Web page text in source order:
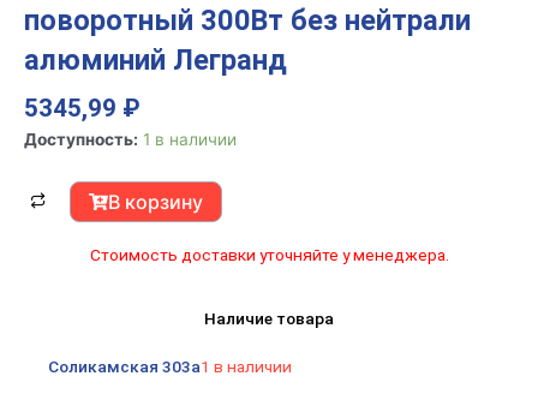
поворотный 300Вт без нейтрали
алюминий Легранд
5345,99 ₽
Доступность: 1 в наличии
Количество
ЭТИКА
алюминий
В корзину
Стоимость доставки уточняйте у менеджера.
Наличие товара
Соликамская 303а1 в наличии